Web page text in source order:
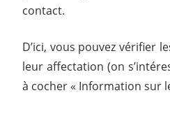
contact.
D’ici, vous pouvez vérifier
leur affectation (on
à cocher « Information sur